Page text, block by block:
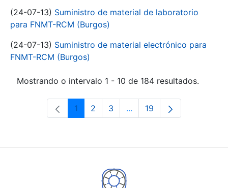
(24-07-13) Suministro de material de laboratorio
para FNMT-RCM (Burgos)
(24-07-13) Suministro de material electrónico para
FNMT-RCM (Burgos)
Mostrando o intervalo 1 - 10 de 184 resultados.
Páxina
1 Páxina
2 Páxina
3 ...Páxinas intermedias Use
Páxina
19